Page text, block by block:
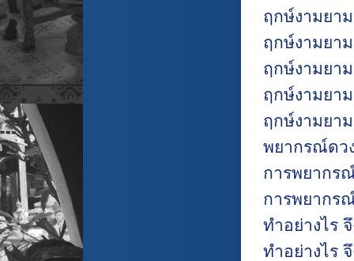
ฤกษ์งามยา
ฤกษ์งามยา
ฤกษ์งามยา
ฤกษ์งามยา
ฤกษ์งามยา
พยากรณ์ดว
การพยากร
การพยากร
ทำอย่างไร
ทำอย่างไร